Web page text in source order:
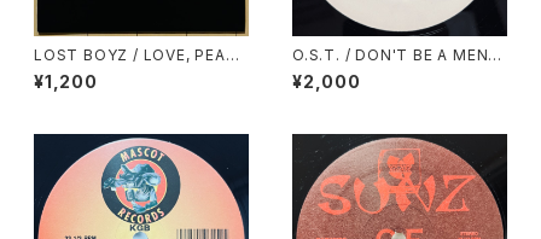
LOST BOYZ / LOVE, PEACE
& NAPPINESS
¥1,200
O.S.T. / DON'T BE A MENA
CE SAMPLER
¥2,000